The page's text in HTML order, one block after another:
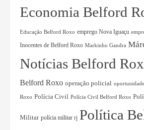
Economia Belford
Educação Belford Roxo emprego Nova Iguaçu
Inocentes de Belford Roxo Markinho Gandra
Notícias Belford
Belford Roxo operação policial
Roxo Polícia Civil Polícia Civil Belford Roxo
Militar polícia militar rj Política